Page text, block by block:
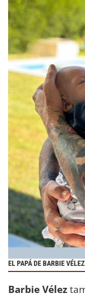
EL PAPÁ DE BARBIE
Barbie Vélez